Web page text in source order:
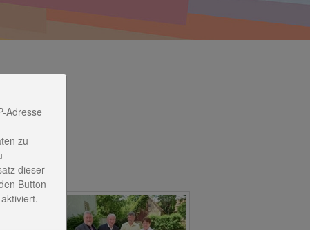
Adresse
zu
dieser
Button